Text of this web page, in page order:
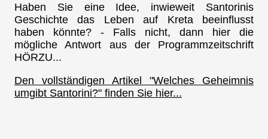
Haben Sie eine Idee, inwieweit Santorinis
Geschichte das Leben auf Kreta beeinflusst
haben könnte? - Falls nicht, dann hier die
mögliche Antwort aus der Programmzeitschrift
HÖRZU...
Den vollständigen Artikel "Welches Geheimnis
umgibt Santorini?" finden Sie hier...